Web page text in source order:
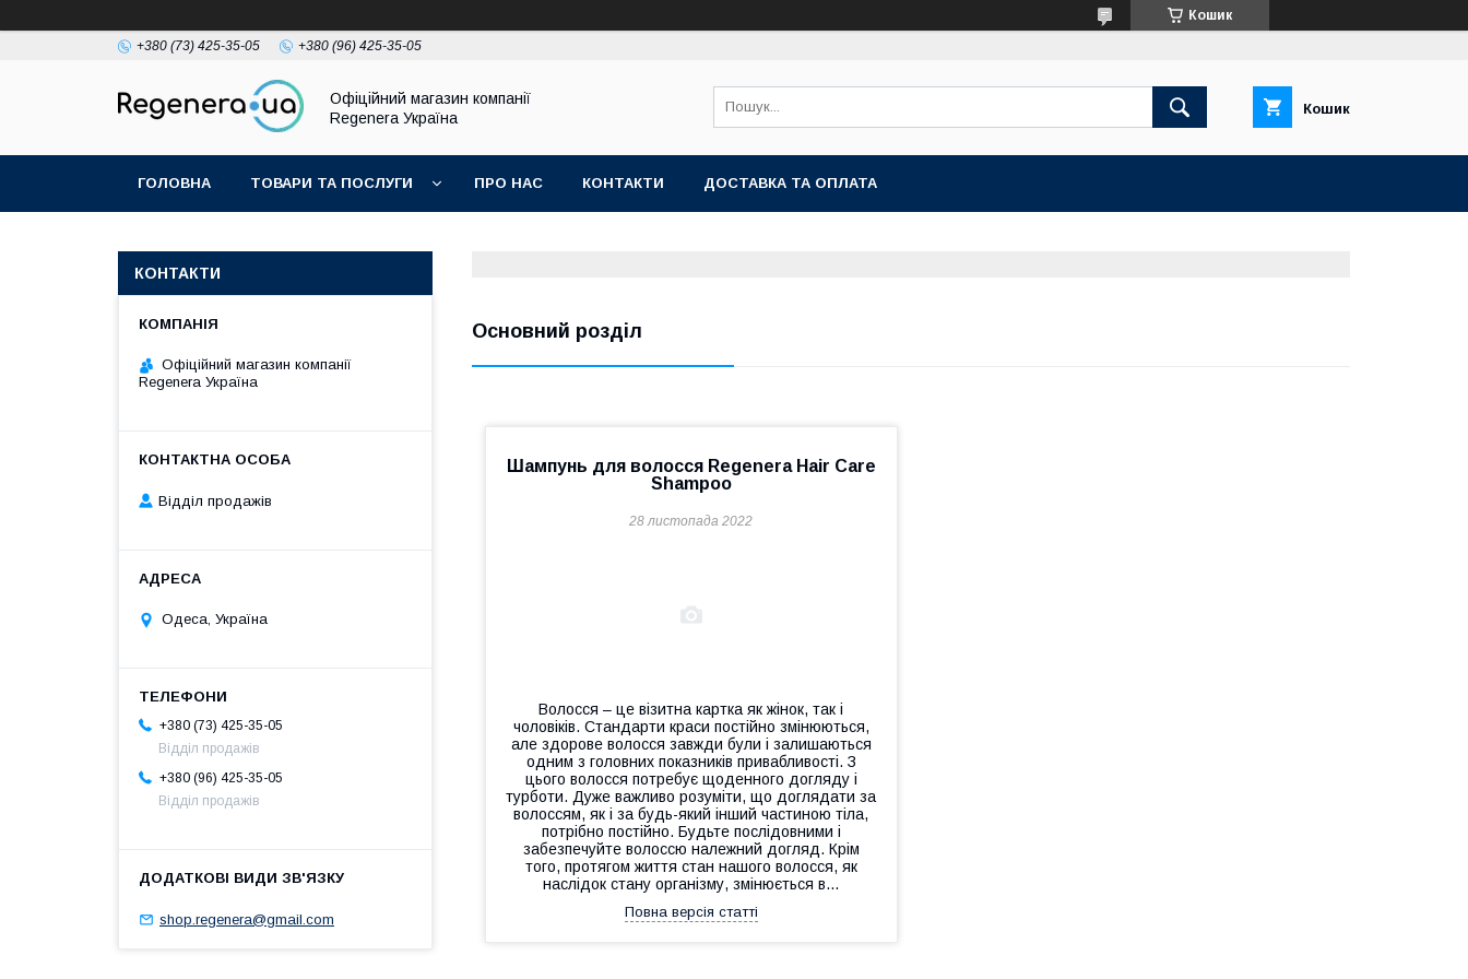
Кошик
+380 (73) 425-35-05 +380 (96) 425-35-05
Офіційний магазин компанії
Regenera Україна
Кошик
ГОЛОВНА ТОВАРИ ТА ПОСЛУГИ ПРО НАС КОНТАКТИ ДОСТАВКА ТА ОПЛАТА
Основний розділ
Шампунь для волосся Regenera Hair Care
Shampoo
28 листопада 2022
Волосся – це візитна картка як жінок, так і
чоловіків. Стандарти краси постійно змінюються,
але здорове волосся завжди були і залишаються
одним з головних показників привабливості. З
цього волосся потребує щоденного догляду і
турботи. Дуже важливо розуміти, що доглядати за
волоссям, як і за будь-який інший частиною тіла,
потрібно постійно. Будьте послідовними і
забезпечуйте волоссю належний догляд. Крім
того, протягом життя стан нашого волосся, як
наслідок стану організму, змінюється в...
Повна версія статті
КОНТАКТИ
Офіційний магазин компанії
Regenera Україна
Відділ продажів
Одеса, Україна
+380 (73) 425-35-05
Відділ продажів
+380 (96) 425-35-05
Відділ продажів
shop.regenera@gmail.com